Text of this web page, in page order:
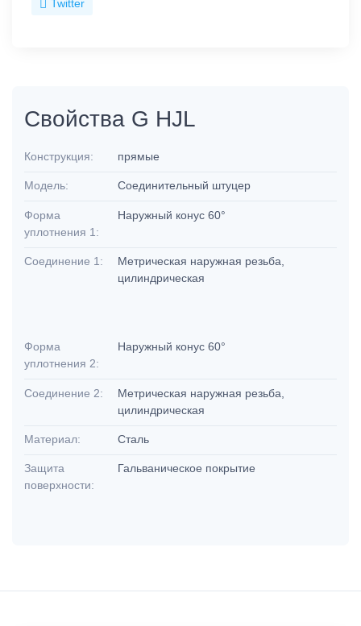
Twitter
Свойства G HJL
Конструкция: прямые
Модель: Соединительный штуцер
Форма
уплотнения 1:
Наружный конус 60°
Соединение 1:
Метрическая наружная резьба,
цилиндрическая
Форма
уплотнения 2:
Наружный конус 60°
Соединение 2:
Метрическая наружная резьба,
цилиндрическая
Материал: Сталь
Защита
поверхности:
Гальваническое покрытие